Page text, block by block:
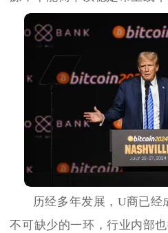
历经多年发展，U商已经
不可缺少的一环，行业内部